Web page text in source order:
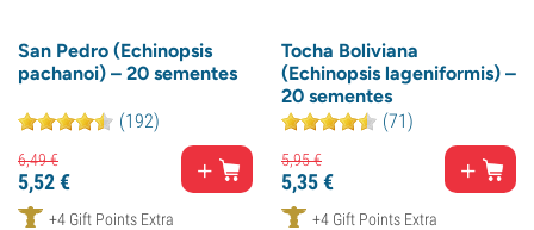
San Pedro (Echinopsis
pachanoi) – 20 sementes
(192)
6,49€
5,52€
+4 Gift Points Extra
Tocha Boliviana
(Echinopsis lageniformis) –
20 sementes
(71)
5,95€
5,35€
+4 Gift Points Extra